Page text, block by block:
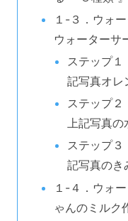
１-３．ウォ
ウォーターサ
ステップ１
記写真オレ
ステップ２
上記写真の
ステップ３
記写真のき
１-４．ウォ
ゃんのミルク